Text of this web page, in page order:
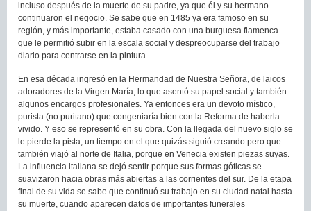
incluso después de la muerte de su padre, ya que él y su hermano
continuaron el negocio. Se sabe que en 1485 ya era famoso en su
región, y más importante, estaba casado con una burguesa flamenca
que le permitió subir en la escala social y despreocuparse del trabajo
diario para centrarse en la pintura.
En esa década ingresó en la Hermandad de Nuestra Señora, de laicos
adoradores de la Virgen María, lo que asentó su papel social y también
algunos encargos profesionales. Ya entonces era un devoto místico,
purista (no puritano) que congeniaría bien con la Reforma de haberla
vivido. Y eso se representó en su obra. Con la llegada del nuevo siglo se
le pierde la pista, un tiempo en el que quizás siguió creando pero que
también viajó al norte de Italia, porque en Venecia existen piezas suyas.
La influencia italiana se dejó sentir porque sus formas góticas se
suavizaron hacia obras más abiertas a las corrientes del sur. De la etapa
final de su vida se sabe que continuó su trabajo en su ciudad natal hasta
su muerte, cuando aparecen datos de importantes funerales